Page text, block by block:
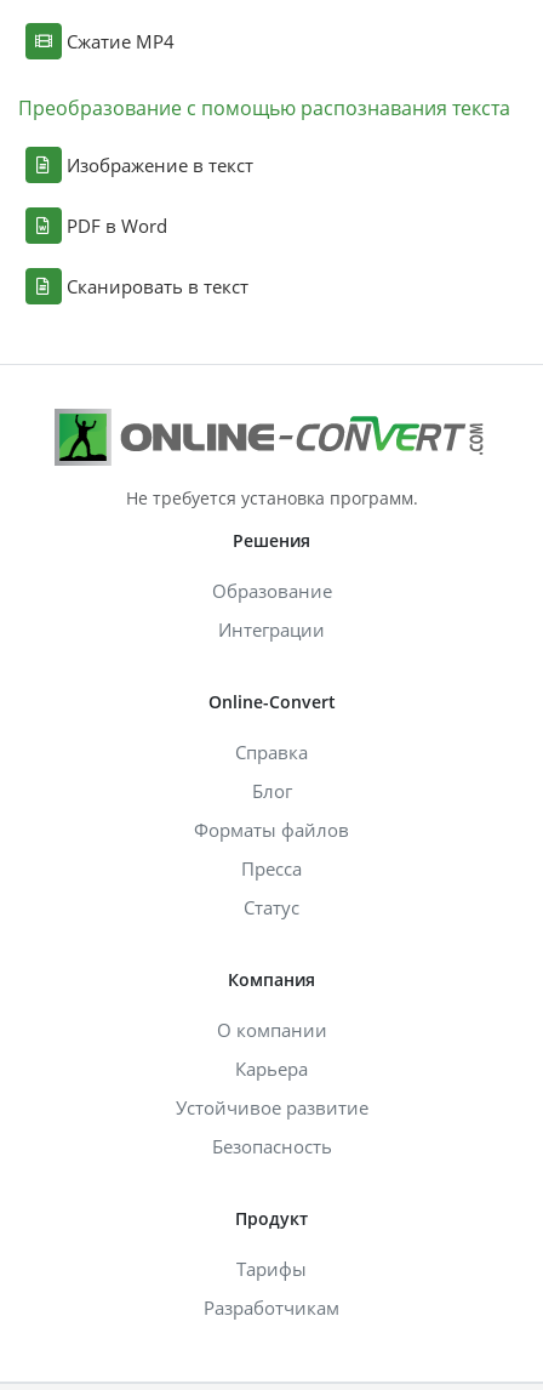
Сжатие MP4
Преобразование с помощью распознавания текста
Изображение в текст
PDF в Word
Сканировать в текст
Не требуется установка программ.
Решения
Образование
Интеграции
Online-Convert
Справка
Блог
Форматы файлов
Пресса
Статус
Компания
О компании
Карьера
Устойчивое развитие
Безопасность
Продукт
Тарифы
Разработчикам